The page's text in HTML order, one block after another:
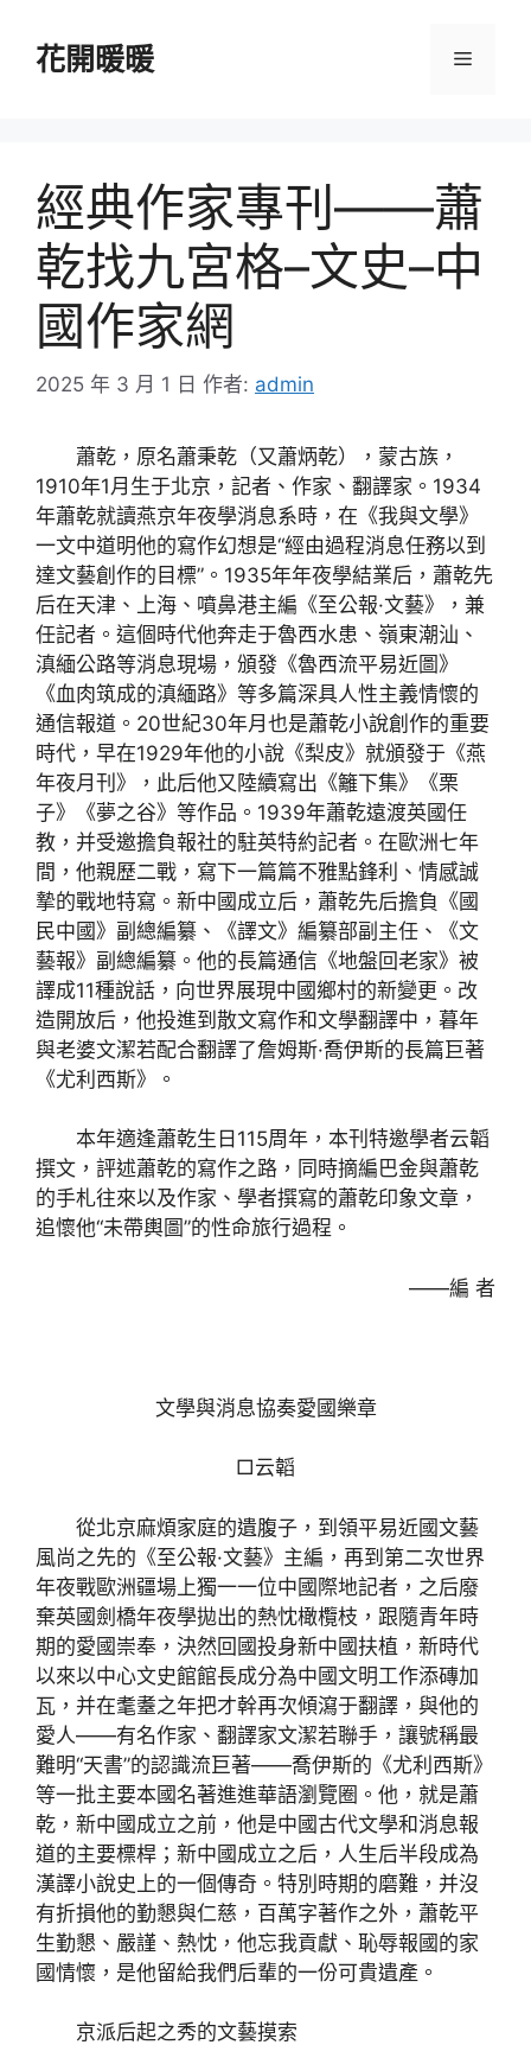
花開暖暖 選
經典作家專刊——蕭
乾找九宮格–文史–中
國作家網
2025 年 3 月 1 日 作者: admin
蕭乾，原名蕭秉乾（又蕭炳乾），蒙古族，
1910年1月生于北京，記者、作家、翻譯家。1934
年蕭乾就讀燕京年夜學消息系時，在《我與文學》
一文中道明他的寫作幻想是“經由過程消息任務以到
達文藝創作的目標”。1935年年夜學結業后，蕭乾先
后在天津、上海、噴鼻港主編《至公報·文藝》，兼
任記者。這個時代他奔走于魯西水患、嶺東潮汕、
滇緬公路等消息現場，頒發《魯西流平易近圖》
《血肉筑成的滇緬路》等多篇深具人性主義情懷的
通信報道。20世紀30年月也是蕭乾小說創作的重要
時代，早在1929年他的小說《梨皮》就頒發于《燕
年夜月刊》，此后他又陸續寫出《籬下集》《栗
子》《夢之谷》等作品。1939年蕭乾遠渡英國任
教，并受邀擔負報社的駐英特約記者。在歐洲七年
間，他親歷二戰，寫下一篇篇不雅點鋒利、情感誠
摯的戰地特寫。新中國成立后，蕭乾先后擔負《國
民中國》副總編纂、《譯文》編纂部副主任、《文
藝報》副總編纂。他的長篇通信《地盤回老家》被
譯成11種說話，向世界展現中國鄉村的新變更。改
造開放后，他投進到散文寫作和文學翻譯中，暮年
與老婆文潔若配合翻譯了詹姆斯·喬伊斯的長篇巨著
《尤利西斯》。
本年適逢蕭乾生日115周年，本刊特邀學者云韜
撰文，評述蕭乾的寫作之路，同時摘編巴金與蕭乾
的手札往來以及作家、學者撰寫的蕭乾印象文章，
追懷他“未帶輿圖”的性命旅行過程。
——編 者
文學與消息協奏愛國樂章
□云韜
從北京麻煩家庭的遺腹子，到領平易近國文藝
風尚之先的《至公報·文藝》主編，再到第二次世界
年夜戰歐洲疆場上獨一一位中國際地記者，之后廢
棄英國劍橋年夜學拋出的熱忱橄欖枝，跟隨青年時
期的愛國崇奉，決然回國投身新中國扶植，新時代
以來以中心文史館館長成分為中國文明工作添磚加
瓦，并在耄耋之年把才幹再次傾瀉于翻譯，與他的
愛人——有名作家、翻譯家文潔若聯手，讓號稱最
難明“天書”的認識流巨著——喬伊斯的《尤利西斯》
等一批主要本國名著進進華語瀏覽圈。他，就是蕭
乾，新中國成立之前，他是中國古代文學和消息報
道的主要標桿；新中國成立之后，人生后半段成為
漢譯小說史上的一個傳奇。特別時期的磨難，并沒
有折損他的勤懇與仁慈，百萬字著作之外，蕭乾平
生勤懇、嚴謹、熱忱，他忘我貢獻、恥辱報國的家
國情懷，是他留給我們后輩的一份可貴遺產。
京派后起之秀的文藝摸索